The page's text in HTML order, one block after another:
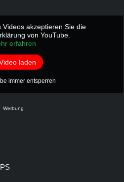
Videos akzeptieren Sie die
von YouTube.
erfahren
laden
immer entsperren
Werbung